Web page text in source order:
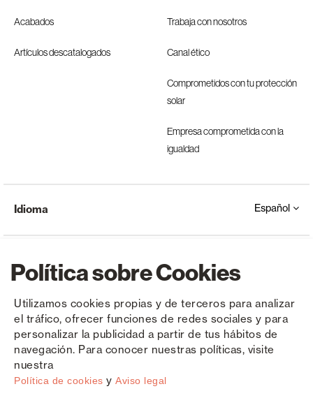
Política sobre Cookies
Utilizamos cookies propias y de terceros para analizar
el tráfico, ofrecer funciones de redes sociales y para
personalizar la publicidad a partir de tus hábitos de
navegación. Para conocer nuestras políticas, visite
nuestra
Política de cookies y Aviso legal
Acabados
Artículos descatalogados
Trabaja con nosotros
Canal ético
Comprometidos con tu protección
solar
Empresa comprometida con la
igualdad
Copyright © Saxun 2023 - 2026 Política de privacidad Aviso legal Cookies
Idioma Español